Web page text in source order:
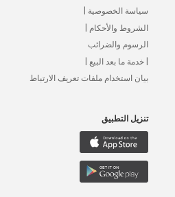
سياسة الخصوصية |
الشروط والأحكام |
الرسوم والضرائب
| خدمة ما بعد البيع |
بيان استخدام ملفات تعريف الارتباط
تنزيل التطبيق